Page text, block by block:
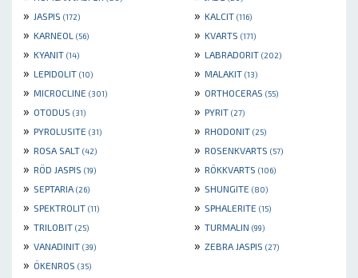
» JASPIS (172) » KALCIT (116)
» KARNEOL (56) » KVARTS (171)
» KYANIT (14) » LABRADORIT (202)
» LEPIDOLIT (10) » MALAKIT (13)
» MICROCLINE (301) » ORTHOCERAS (55)
» OTODUS (31) » PYRIT (27)
» PYROLUSITE (31) » RHODONIT (25)
» ROSA SALT (42) » ROSENKVARTS (57)
» RÖD JASPIS (19) » RÖKKVARTS (106)
» SEPTARIA (26) » SHUNGITE (80)
» SPEKTROLIT (11) » SPHALERITE (15)
» TRILOBIT (25) » TURMALIN (99)
» VANADINIT (39) » ZEBRA JASPIS (27)
» ÖKENROS (35)